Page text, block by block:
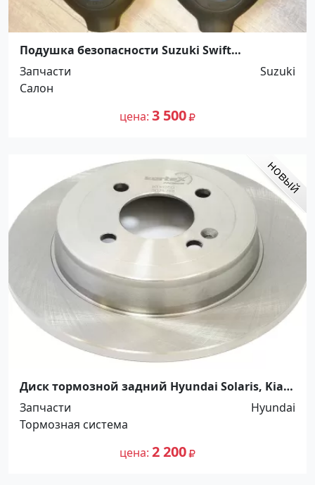
Подушка безопасности Suzuki Swift
Краснодар
Запчасти
Suzuki
Салон
цена 3 500
Диск тормозной задний Hyundai Solaris, Kia
Rio III 11- Краснодар
Запчасти
Hyundai
Тормозная система
цена 2 200